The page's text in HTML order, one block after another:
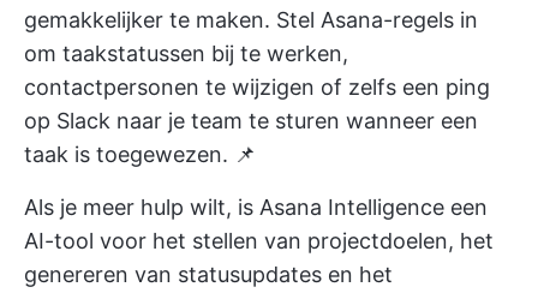
gemakkelijker te maken. Stel Asana-regels in
om taakstatussen bij te werken,
contactpersonen te wijzigen of zelfs een ping
op Slack naar je team te sturen wanneer een
taak is toegewezen. 📌
Als je meer hulp wilt, is Asana Intelligence een
AI-tool voor het stellen van projectdoelen, het
genereren van statusupdates en het